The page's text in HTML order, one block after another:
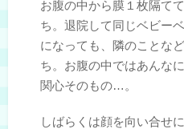
お腹の中から膜１枚隔て
ち。退院して同じベビー
になっても、隣のことな
ち。お腹の中ではあんな
関心そのもの…。
しばらくは顔を向い合せ